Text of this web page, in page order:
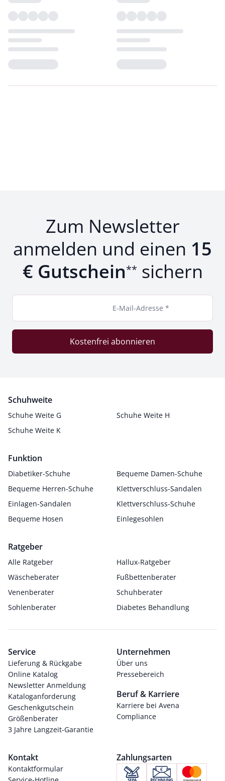
Zum Newsletter
anmelden und einen 15
€ Gutschein** sichern
E-Mail-Adresse *
Kostenfrei abonnieren
Schuhweite
Schuhe Weite G
Schuhe Weite H
Schuhe Weite K
Funktion
Diabetiker-Schuhe
Bequeme Damen-Schuhe
Bequeme Herren-Schuhe
Klettverschluss-Sandalen
Einlagen-Sandalen
Klettverschluss-Schuhe
Bequeme Hosen
Einlegesohlen
Ratgeber
Alle Ratgeber
Hallux-Ratgeber
Wäscheberater
Fußbettenberater
Venenberater
Schuhberater
Sohlenberater
Diabetes Behandlung
Service
Lieferung & Rückgabe
Online Katalog
Newsletter Anmeldung
Kataloganforderung
Geschenkgutschein
Größenberater
3 Jahre Langzeit-Garantie
Unternehmen
Über uns
Pressebereich
Beruf & Karriere
Karriere bei Avena
Compliance
Kontakt
Kontaktformular
Zahlungsarten